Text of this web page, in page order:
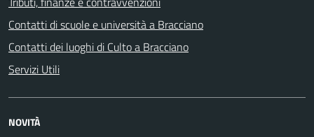
Contatti di scuole e università a Bracciano
Contatti dei luoghi di Culto a Bracciano
Servizi Utili
NOVITÀ